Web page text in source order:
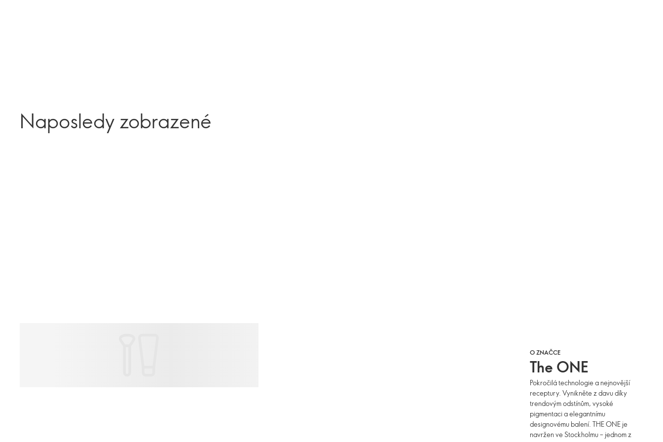
Naposledy zobrazené
O ZNAČCE
The ONE
Pokročilá technologie a nejnovější
receptury. Vynikněte z davu díky
trendovým odstínům, vysoké
pigmentaci a elegantnímu
designovému balení. THE ONE je
navržen ve Stockholmu – jednom z